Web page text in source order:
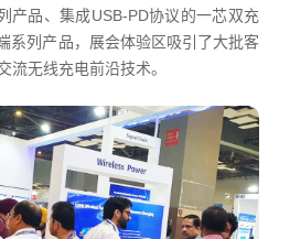
产品、集成USB-PD协议的一芯双充
系列产品，展会体验区吸引了大批客
流无线充电前沿技术。